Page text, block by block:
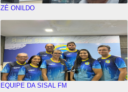
ZÉ ONILDO
EQUIPE DA SISAL FM